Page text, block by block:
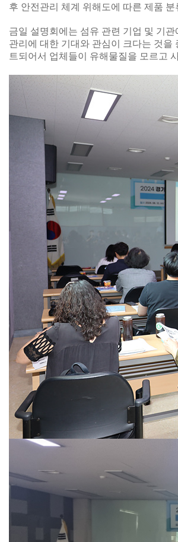
후 안전관리 체계 위해도에 따른 제품 분
금일 설명회에는 섬유 관련 기업 및 기관
관리에 대한 기대와 관심이 크다는 것을
트되어서 업체들이 유해물질을 모르고